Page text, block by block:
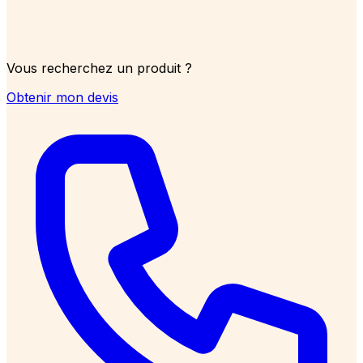
Vous recherchez un produit ?
Obtenir mon devis